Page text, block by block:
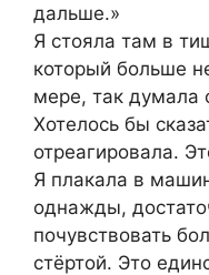
дальше.»
Я стояла там в
который больше
мере, так думала
Хотелось бы
отреагировала.
Я плакала в
однажды,
почувствовать
стёртой. Это